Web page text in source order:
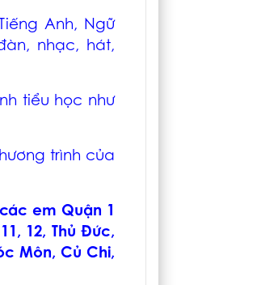
Anh, Ngữ
nhạc, hát,
tiểu học như
trình của
em Quận 1
12, Thủ Đức,
Môn, Củ Chi,